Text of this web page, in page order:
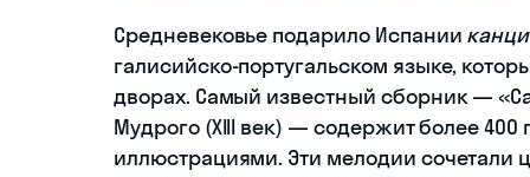
Средневековье подарило Испании
галисийско-португальском языке,
дворах. Самый известный сборник —
Мудрого (XIII век) — содержит более
иллюстрациями. Эти мелодии сочетали